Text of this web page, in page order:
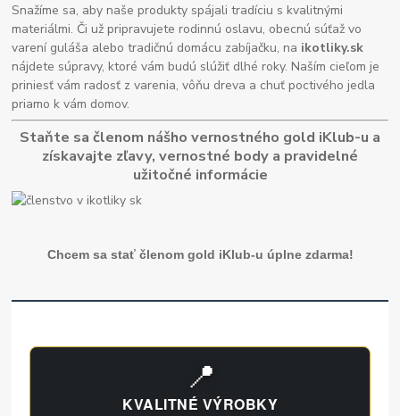
Snažíme sa, aby naše produkty spájali tradíciu s kvalitnými
materiálmi. Či už pripravujete rodinnú oslavu, obecnú súťaž vo
varení guláša alebo tradičnú domácu zabíjačku, na ikotliky.sk
nájdete súpravy, ktoré vám budú slúžiť dlhé roky. Naším cieľom je
priniesť vám radosť z varenia, vôňu dreva a chuť poctivého jedla
priamo k vám domov.
Staňte sa členom nášho vernostného gold iKlub-u a
získavajte zľavy, vernostné body a pravidelné
užitočné informácie
Chcem sa stať členom gold iKlub-u úplne zdarma!
📍
KVALITNÉ VÝROBKY